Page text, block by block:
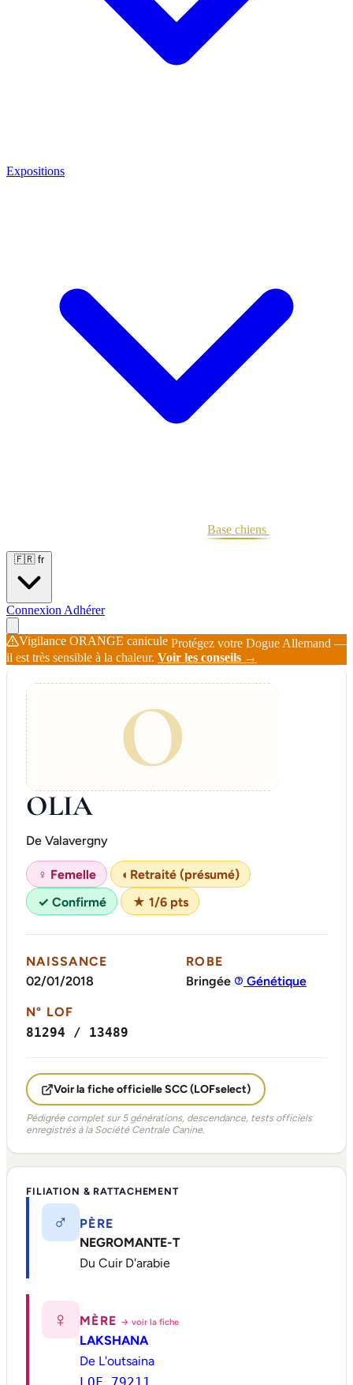
Expositions
Base chiens
🇫🇷 fr
Connexion Adhérer
Vigilance ORANGE canicule Protégez votre Dogue Allemand —
il est très sensible à la chaleur. Voir les conseils →
O
OLIA
De Valavergny
♀ Femelle ◐ Retraité (présumé)
✓ Confirmé
★ 1/6 pts
NAISSANCE
02/01/2018
ROBE
Bringée
Génétique
N° LOF
81294 / 13489
Voir la fiche officielle SCC (LOFselect)
Pédigrée complet sur 5 générations, descendance, tests officiels
enregistrés à la Société Centrale Canine.
FILIATION & RATTACHEMENT
♂
PÈRE
NEGROMANTE-T
Du Cuir D'arabie
♀ MÈRE → voir la fiche
LAKSHANA
De L'outsaina